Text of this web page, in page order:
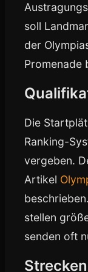
soll
der
Promenade
Die
Ranking-
vergeben.
Artikel
stellen
senden oft